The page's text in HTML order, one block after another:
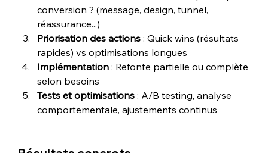
conversion ? (message, design, tunnel,
réassurance...)
Priorisation des actions : Quick wins (résultats
rapides) vs optimisations longues
Implémentation : Refonte partielle ou complète
selon besoins
Tests et optimisations : A/B testing, analyse
comportementale, ajustements continus